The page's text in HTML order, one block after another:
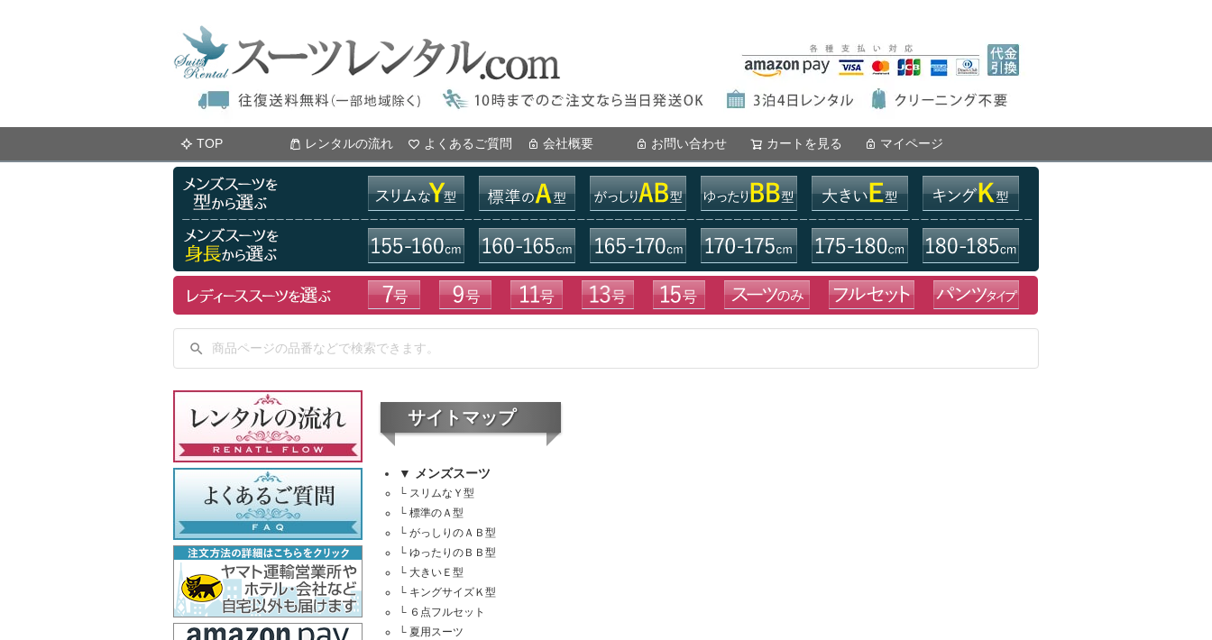
TOP レンタルの流れ よくあるご質問 会社概要 お問い合わせ カートを見る マイページ
サイトマップ
▼ メンズスーツ
└ スリムなＹ型
└ 標準のＡ型
└ がっしりのＡＢ型
└ ゆったりのＢＢ型
└ 大きいＥ型
└ キングサイズＫ型
└ ６点フルセット
└ 夏用スーツ